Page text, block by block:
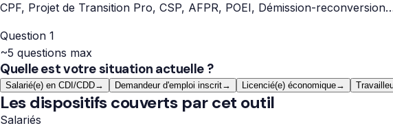
CPF, Projet de Transition Pro, CSP, AFPR, POEI, Démission-
Question 1
~5 questions max
Quelle est votre situation actuelle ?
Salarié(e) en CDI/CDD→ Demandeur d'emploi inscrit→ Licencié(e) économique→
Les dispositifs couverts par cet outil
Salariés